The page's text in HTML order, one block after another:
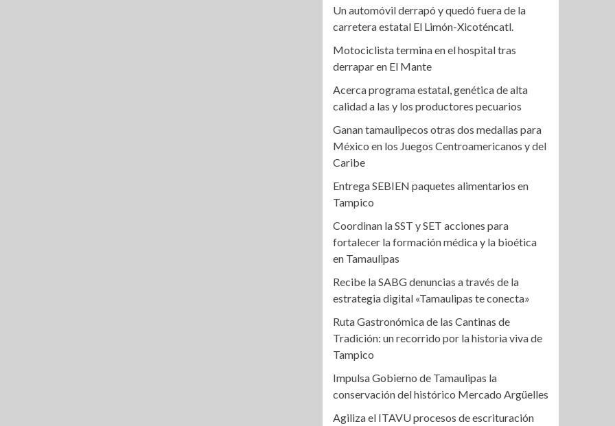
Un automóvil derrapó y quedó fuera de la
carretera estatal El Limón-Xicoténcatl.
Motociclista termina en el hospital tras
derrapar en El Mante
Acerca programa estatal, genética de alta
calidad a las y los productores pecuarios
Ganan tamaulipecos otras dos medallas para
México en los Juegos Centroamericanos y del
Caribe
Entrega SEBIEN paquetes alimentarios en
Tampico
Coordinan la SST y SET acciones para
fortalecer la formación médica y la bioética
en Tamaulipas
Recibe la SABG denuncias a través de la
estrategia digital «Tamaulipas te conecta»
Ruta Gastronómica de las Cantinas de
Tradición: un recorrido por la historia viva de
Tampico
Impulsa Gobierno de Tamaulipas la
conservación del histórico Mercado Argüelles
Agiliza el ITAVU procesos de escrituración